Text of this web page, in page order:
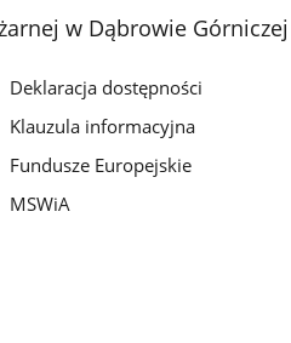
w Dąbrowie Górniczej
Deklaracja dostępności
Klauzula informacyjna
Fundusze Europejskie
MSWiA